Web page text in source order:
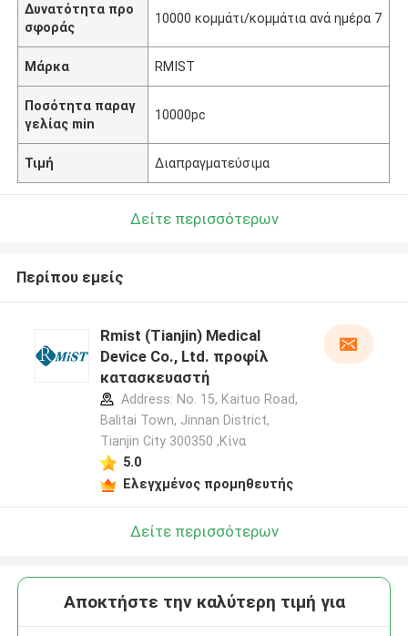
Δυνατότητα προ
σφοράς
10000 κομμάτι/κομμάτια ανά ημέρα 7
Μάρκα RMIST
Ποσότητα παραγ
γελίας min
10000pc
Τιμή Διαπραγματεύσιμα
Δείτε περισσότερων
Περίπου εμείς
Rmist (Tianjin) Medical
Device Co., Ltd. προφίλ
κατασκευαστή
Address: No. 15, Kaituo Road,
Balitai Town, Jinnan District,
Tianjin City 300350 ,Κίνα
5.0
Ελεγχμένος προμηθευτής
Δείτε περισσότερων
Αποκτήστε την καλύτερη τιμή για